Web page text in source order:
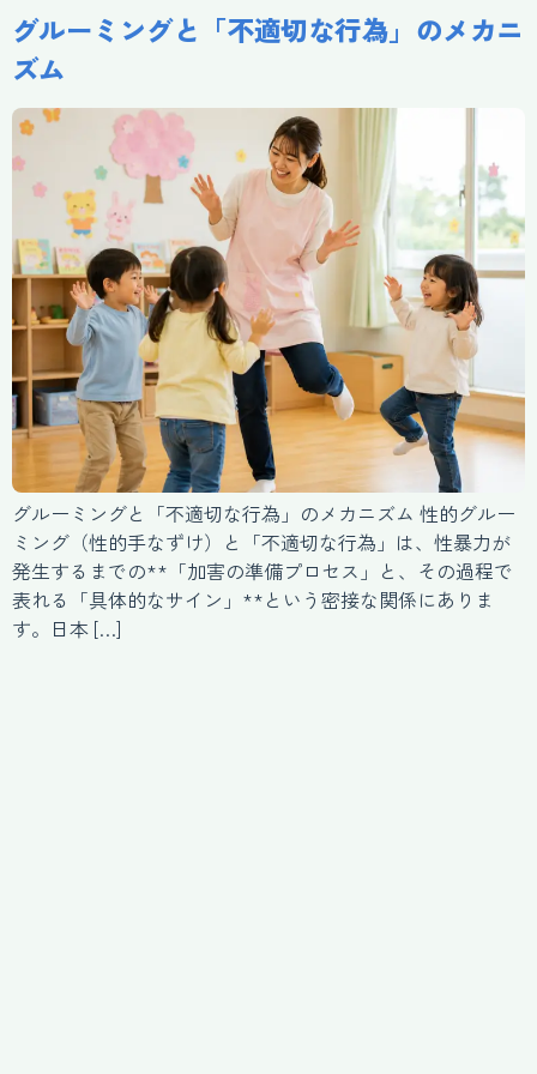
グルーミングと「不適切な行為」のメカニ
ズム
グルーミングと「不適切な行為」のメカニズム 性的グルー
ミング（性的手なずけ）と「不適切な行為」は、性暴力が
発生するまでの**「加害の準備プロセス」と、その過程で
表れる「具体的なサイン」**という密接な関係にありま
す。日本 […]